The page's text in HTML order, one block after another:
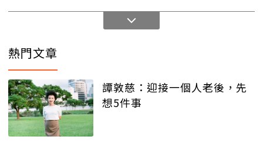
熱門文章
譚敦慈：迎接一個人老後，先
想5件事